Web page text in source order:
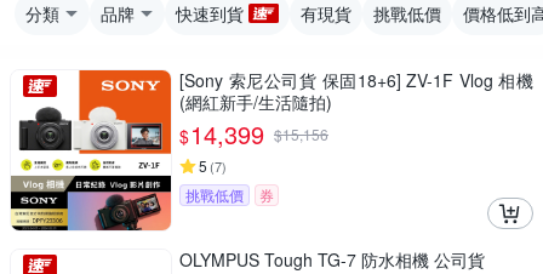
分類 品牌 快速到貨 有現貨 挑戰低價 價格低到
[Sony 索尼公司貨 保固18+6] ZV-1F Vlog 相機
(網紅新手/生活隨拍)
$14,399 $15,156
5 (7)
挑戰低價 券
OLYMPUS Tough TG-7 防水相機 公司貨